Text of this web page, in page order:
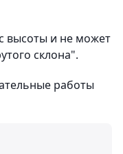
высоты и не может
склона".
работы